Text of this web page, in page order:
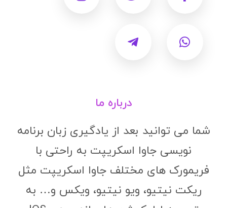
درباره ما
شما می توانید بعد از یادگیری زبان برنامه
نویسی جاوا اسکریپت به راحتی با
فریمورک های مختلف جاوا اسکریپت مثل
ریکت نیتیو، ویو نیتیو، ویکس و… به